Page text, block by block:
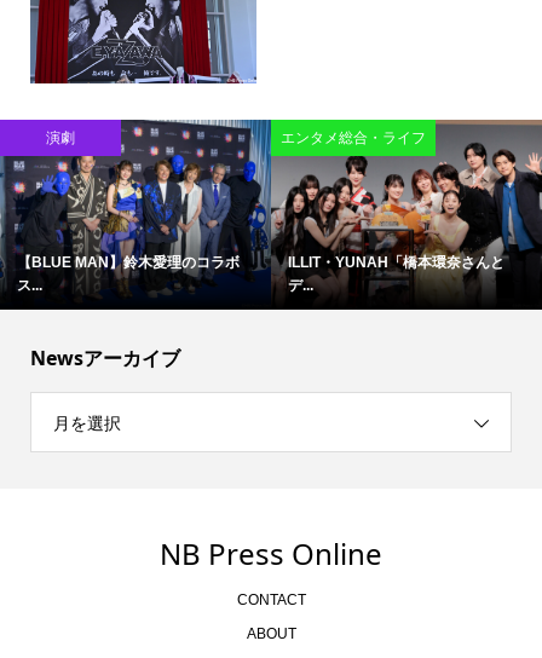
演劇
【BLUE MAN】鈴木愛理のコラボ
ス...
エンタメ総合・ライフ
ILLIT・YUNAH「橋本環奈さんと
デ...
Newsアーカイブ
月を選択
NB Press Online
CONTACT
ABOUT